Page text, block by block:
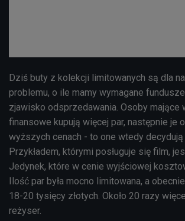
Dziś buty z kolekcji limitowanych są dla
problemu, o ile mamy wymagane
zjawisko odsprzedawania. Osoby mające
finansowe kupują więcej par, następnie je
wyższych cenach - to one wtedy decydują
Przykładem, którymi posługuje się film,
Jedynek, które w cenie wyjściowej
Ilość par była mocno limitowana, a
18-20 tysięcy złotych. Około 20 razy
reżyser.